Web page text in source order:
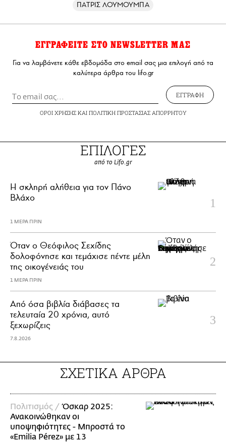
ΠΑΤΡΙΣ ΛΟΥΜΟΥΜΠΑ
ΕΓΓΡΑΦΕΙΤΕ ΣΤΟ NEWSLETTER ΜΑΣ
Για να λαμβάνετε κάθε εβδομάδα στο email σας μια επιλογή από τα
καλύτερα άρθρα του lifo.gr
ΕΓΓΡΑΦΗ
ΟΡΟΙ ΧΡΗΣΗΣΚΑΙ ΠΟΛΙΤΙΚΗ ΠΡΟΣΤΑΣΙΑΣ ΑΠΟΡΡΗΤΟΥ
ΕΠΙΛΟΓΕΣ
από το Lifo.gr
H σκληρή αλήθεια για τον Πάνο
Βλάχο
1 ΜΕΡΑ ΠΡΙΝ
Όταν ο Θεόφιλος Σεχίδης
δολοφόνησε και τεμάχισε πέντε μέλη
της οικογένειάς του
1 ΜΕΡΑ ΠΡΙΝ
Από όσα βιβλία διάβασες τα
τελευταία 20 χρόνια, αυτό
ξεχωρίζεις
7.8.2026
ΣΧΕΤΙΚΑ ΑΡΘΡΑ
Πολιτισμός /Όσκαρ 2025:
Ανακοινώθηκαν οι
υποψηφιότητες - Μπροστά το
«Emilia Pérez» με 13